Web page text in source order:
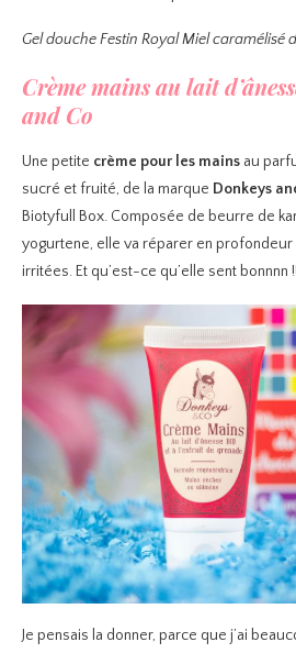
Gel douche Festin Royal Miel caramélisé
Crème mains au lait
and Co
Une petite crème pour les mains au
sucré et fruité, de la marque Donkeys
Biotyfull Box. Composée de beurre de
yogurtene, elle va réparer en
irritées. Et qu’est-ce qu’elle sent bonnnn
Je pensais la donner, parce que j’ai